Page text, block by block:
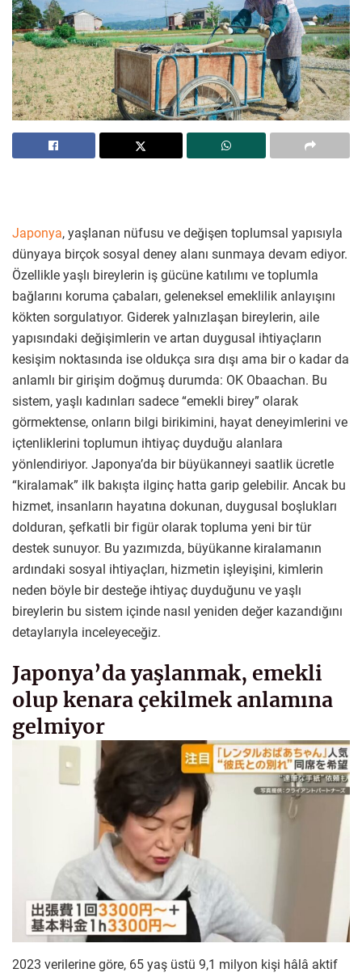
Japonya, yaşlanan nüfusu ve değişen toplumsal yapısıyla
dünyaya birçok sosyal deney alanı sunmaya devam ediyor.
Özellikle yaşlı bireylerin iş gücüne katılımı ve toplumla
bağlarını koruma çabaları, geleneksel emeklilik anlayışını
kökten sorgulatıyor. Giderek yalnızlaşan bireylerin, aile
yapısındaki değişimlerin ve artan duygusal ihtiyaçların
kesişim noktasında ise oldukça sıra dışı ama bir o kadar da
anlamlı bir girişim doğmuş durumda: OK Obaachan. Bu
sistem, yaşlı kadınları sadece “emekli birey” olarak
görmektense, onların bilgi birikimini, hayat deneyimlerini ve
içtenliklerini toplumun ihtiyaç duyduğu alanlara
yönlendiriyor. Japonya’da bir büyükanneyi saatlik ücretle
“kiralamak” ilk bakışta ilginç hatta garip gelebilir. Ancak bu
hizmet, insanların hayatına dokunan, duygusal boşlukları
dolduran, şefkatli bir figür olarak topluma yeni bir tür
destek sunuyor. Bu yazımızda, büyükanne kiralamanın
ardındaki sosyal ihtiyaçları, hizmetin işleyişini, kimlerin
neden böyle bir desteğe ihtiyaç duyduğunu ve yaşlı
bireylerin bu sistem içinde nasıl yeniden değer kazandığını
detaylarıyla inceleyeceğiz.
Japonya’da yaşlanmak, emekli
olup kenara çekilmek anlamına
gelmiyor
2023 verilerine göre, 65 yaş üstü 9,1 milyon kişi hâlâ aktif